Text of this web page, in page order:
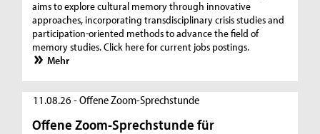
aims to explore cultural memory through innovative
approaches, incorporating transdisciplinary crisis studies and
participation-oriented methods to advance the field of
memory studies. Click here for current jobs postings.
Mehr
11.08.26 - Offene Zoom-Sprechstunde
Offene Zoom-Sprechstunde für